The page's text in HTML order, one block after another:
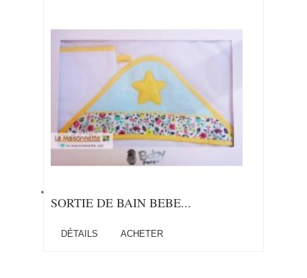
SORTIE DE BAIN BEBE...
DÉTAILS ACHETER